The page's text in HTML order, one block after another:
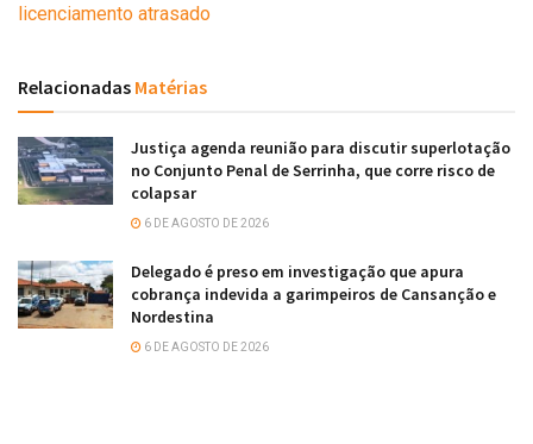
licenciamento atrasado
Relacionadas Matérias
Justiça agenda reunião para discutir superlotação
no Conjunto Penal de Serrinha, que corre risco de
colapsar
6 DE AGOSTO DE 2026
Delegado é preso em investigação que apura
cobrança indevida a garimpeiros de Cansanção e
Nordestina
6 DE AGOSTO DE 2026